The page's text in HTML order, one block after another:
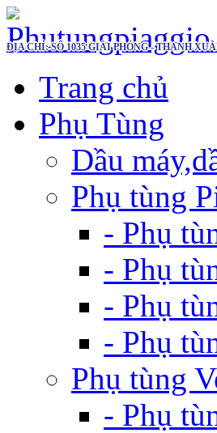
ĐỊA CHỈ: SỐ 1035 GIẢI PHÓNG - THANH
Trang chủ
Phụ Tùng
Dầu
Phụ tùng
- Phụ
- Phụ
- Phụ
- Phụ
Phụ tùng
- Phụ